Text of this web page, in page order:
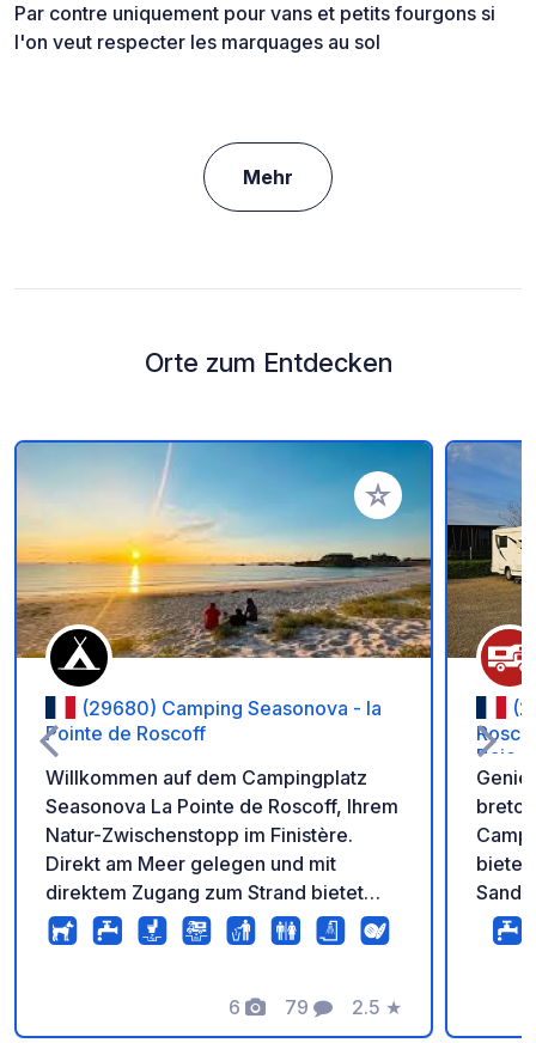
Par contre uniquement pour vans et petits fourgons si
l'on veut respecter les marquages au sol
Mehr
Orte zum Entdecken
Zu Ihren Favoriten
(29680) Camping Seasonova - la
Pointe de Roscoff
Willkommen auf dem Campingplatz
Seasonova La Pointe de Roscoff, Ihrem
Natur-Zwischenstopp im Finistère.
Direkt am Meer gelegen und mit
direktem Zugang zum Strand bietet
unser Campingplatz eine grüne und
ruhige Umgebung für Ihren Aufenthalt
Genießen Sie die ideale Lage, nur
wenige Minuten vom historischen
6
Fotos
79
Kommentare
2.5
Bewertung
★
Baie
bietet
mit
den
Finistère. Profitieren